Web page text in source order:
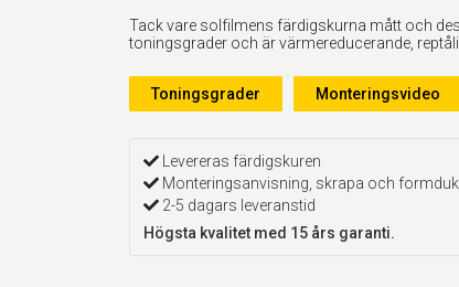
Tack vare solfilmens färdigskurna mått och
toningsgrader och är värmereducerande,
Toningsgrader Monteringsvideo
Levereras färdigskuren
Monteringsanvisning, skrapa och
2-5 dagars leveranstid
Högsta kvalitet med 15 års garanti.